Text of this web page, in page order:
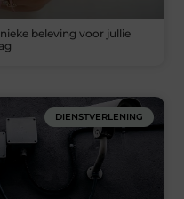
beleving voor jullie
DIENSTVERLENING